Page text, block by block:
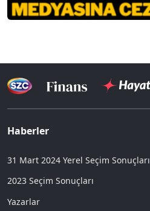
Haberler
31 Mart 2024 Yerel Seçim Sonuçları
2023 Seçim Sonuçları
Yazarlar